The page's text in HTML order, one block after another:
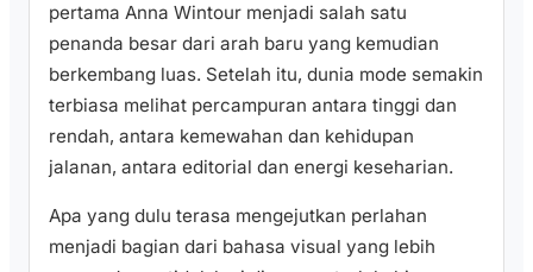
pertama Anna Wintour menjadi salah satu
penanda besar dari arah baru yang kemudian
berkembang luas. Setelah itu, dunia mode semakin
terbiasa melihat percampuran antara tinggi dan
rendah, antara kemewahan dan kehidupan
jalanan, antara editorial dan energi keseharian.
Apa yang dulu terasa mengejutkan perlahan
menjadi bagian dari bahasa visual yang lebih